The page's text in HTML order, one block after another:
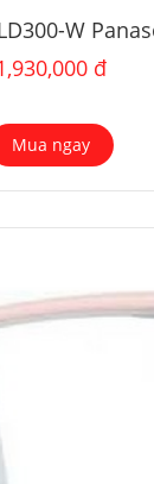
W
đ
Mua ngay